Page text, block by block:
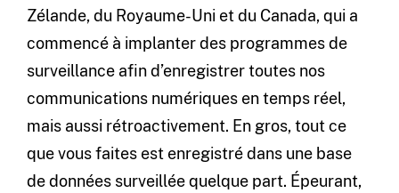
Zélande, du Royaume-Uni et du Canada, qui a
commencé à implanter des programmes de
surveillance afin d’enregistrer toutes nos
communications numériques en temps réel,
mais aussi rétroactivement. En gros, tout ce
que vous faites est enregistré dans une base
de données surveillée quelque part. Épeurant,